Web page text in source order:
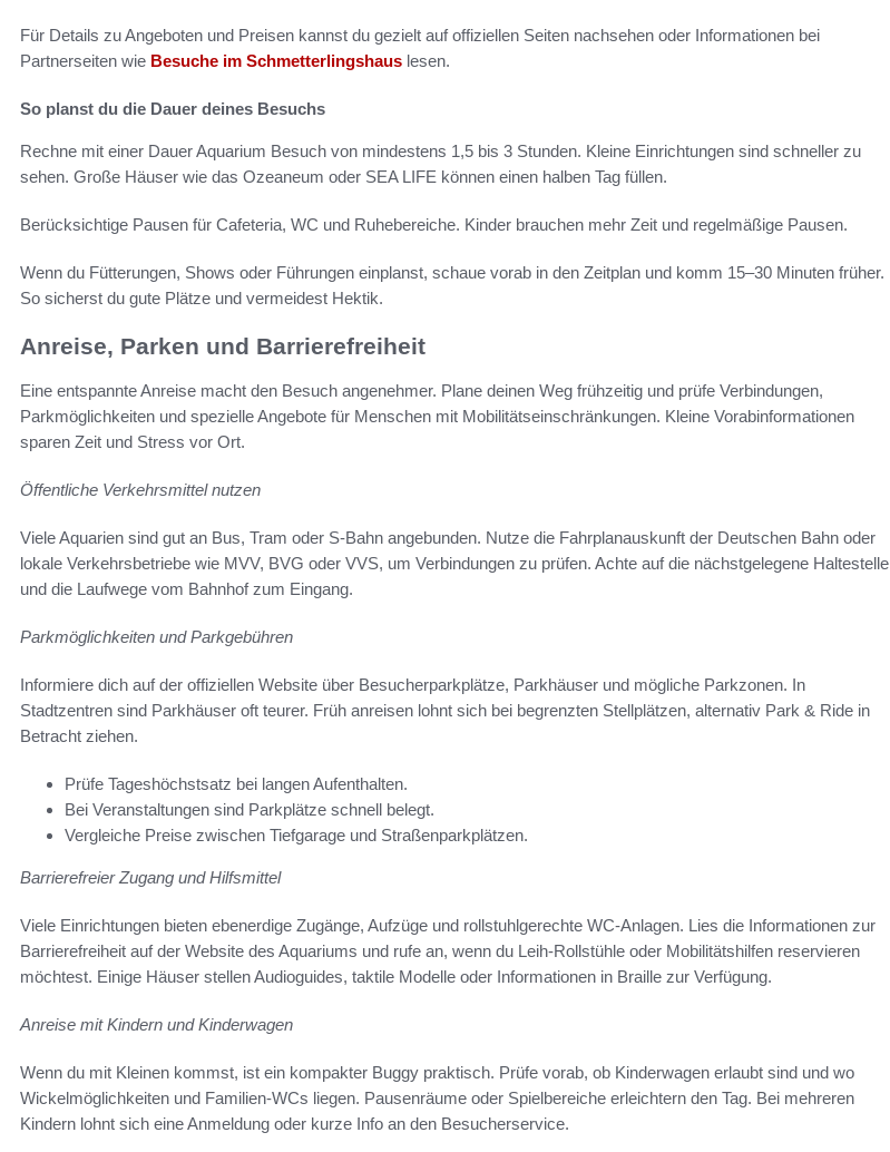
Für Details zu Angeboten und Preisen kannst du gezielt auf offiziellen Seiten nachsehen oder Informationen bei
Partnerseiten wie Besuche im Schmetterlingshaus lesen.
So planst du die Dauer deines Besuchs
Rechne mit einer Dauer Aquarium Besuch von mindestens 1,5 bis 3 Stunden. Kleine Einrichtungen sind schneller zu
sehen. Große Häuser wie das Ozeaneum oder SEA LIFE können einen halben Tag füllen.
Berücksichtige Pausen für Cafeteria, WC und Ruhebereiche. Kinder brauchen mehr Zeit und regelmäßige Pausen.
Wenn du Fütterungen, Shows oder Führungen einplanst, schaue vorab in den Zeitplan und komm 15–30 Minuten früher.
So sicherst du gute Plätze und vermeidest Hektik.
Anreise, Parken und Barrierefreiheit
Eine entspannte Anreise macht den Besuch angenehmer. Plane deinen Weg frühzeitig und prüfe Verbindungen,
Parkmöglichkeiten und spezielle Angebote für Menschen mit Mobilitätseinschränkungen. Kleine Vorabinformationen
sparen Zeit und Stress vor Ort.
Öffentliche Verkehrsmittel nutzen
Viele Aquarien sind gut an Bus, Tram oder S‑Bahn angebunden. Nutze die Fahrplanauskunft der Deutschen Bahn oder
lokale Verkehrsbetriebe wie MVV, BVG oder VVS, um Verbindungen zu prüfen. Achte auf die nächstgelegene Haltestelle
und die Laufwege vom Bahnhof zum Eingang.
Parkmöglichkeiten und Parkgebühren
Informiere dich auf der offiziellen Website über Besucherparkplätze, Parkhäuser und mögliche Parkzonen. In
Stadtzentren sind Parkhäuser oft teurer. Früh anreisen lohnt sich bei begrenzten Stellplätzen, alternativ Park & Ride in
Betracht ziehen.
Prüfe Tageshöchstsatz bei langen Aufenthalten.
Bei Veranstaltungen sind Parkplätze schnell belegt.
Vergleiche Preise zwischen Tiefgarage und Straßenparkplätzen.
Barrierefreier Zugang und Hilfsmittel
Viele Einrichtungen bieten ebenerdige Zugänge, Aufzüge und rollstuhlgerechte WC‑Anlagen. Lies die Informationen zur
Barrierefreiheit auf der Website des Aquariums und rufe an, wenn du Leih‑Rollstühle oder Mobilitätshilfen reservieren
möchtest. Einige Häuser stellen Audioguides, taktile Modelle oder Informationen in Braille zur Verfügung.
Anreise mit Kindern und Kinderwagen
Wenn du mit Kleinen kommst, ist ein kompakter Buggy praktisch. Prüfe vorab, ob Kinderwagen erlaubt sind und wo
Wickelmöglichkeiten und Familien‑WCs liegen. Pausenräume oder Spielbereiche erleichtern den Tag. Bei mehreren
Kindern lohnt sich eine Anmeldung oder kurze Info an den Besucherservice.